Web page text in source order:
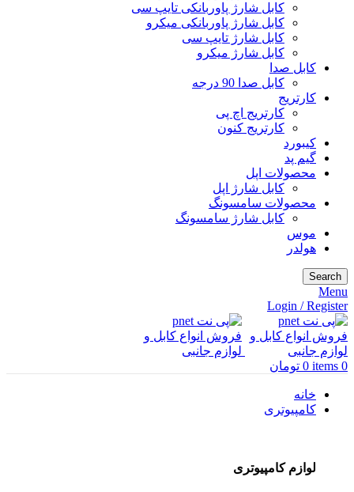
کابل شارژ پاوربانکی تایپ سی
کابل شارژ پاوربانکی میکرو
کابل شارژ تایپ سی
کابل شارژ میکرو
کابل صدا
کابل صدا 90 درجه
کارتریج
کارتریج اچ پی
کارتریج کنون
کیبورد
گیم پد
محصولات اپل
کابل شارژ اپل
محصولات سامسونگ
کابل شارژ سامسونگ
موس
هولدر
Search
Menu
Login / Register
0
items
0 تومان
خانه
کامپیوتری
لوازم کامپیوتری